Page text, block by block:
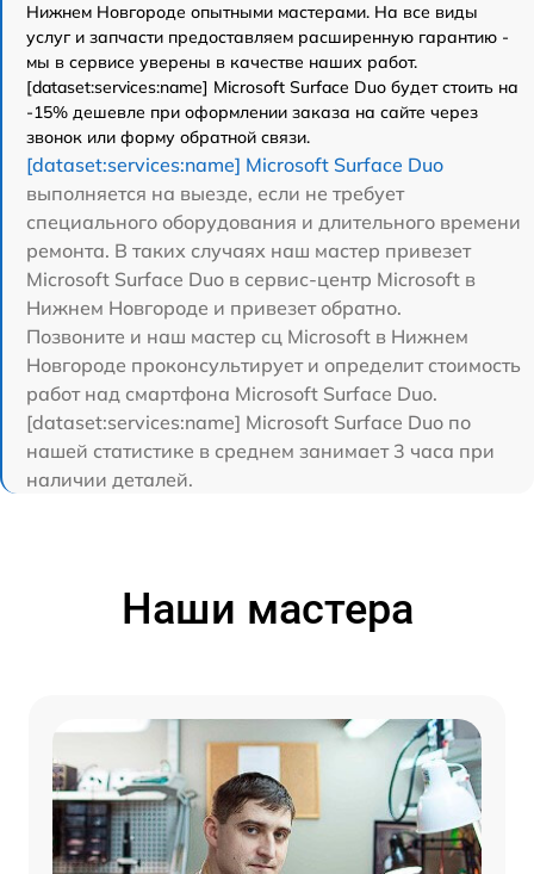
Нижнем Новгороде опытными мастерами. На все виды
услуг и запчасти предоставляем расширенную гарантию -
мы в сервисе уверены в качестве наших работ.
[dataset:services:name] Microsoft Surface Duo будет стоить на
-15% дешевле при оформлении заказа на сайте через
звонок или форму обратной связи.
[dataset:services:name] Microsoft Surface Duo
выполняется на выезде, если не требует
специального оборудования и длительного времени
ремонта. В таких случаях наш мастер привезет
Microsoft Surface Duo в сервис-центр Microsoft в
Нижнем Новгороде и привезет обратно.
Позвоните и наш мастер сц Microsoft в Нижнем
Новгороде проконсультирует и определит стоимость
работ над смартфона Microsoft Surface Duo.
[dataset:services:name] Microsoft Surface Duo по
нашей статистике в среднем занимает 3 часа при
наличии деталей.
Наши мастера